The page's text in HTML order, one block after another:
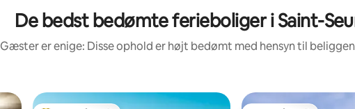
De bedst bedømte ferieboliger i Saint-
Gæster er enige: Disse ophold er højt bedømt med hensyn til